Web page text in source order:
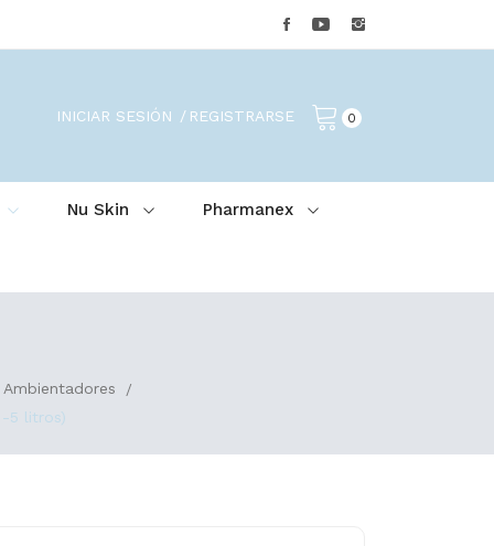
0
INICIAR SESIÓN REGISTRARSE
Nu Skin Pharmanex
-5 litros)